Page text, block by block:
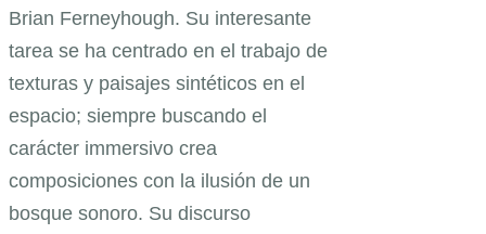
Brian Ferneyhough. Su interesante
tarea se ha centrado en el trabajo de
texturas y paisajes sintéticos en el
espacio; siempre buscando el
carácter immersivo crea
composiciones con la ilusión de un
bosque sonoro. Su discurso